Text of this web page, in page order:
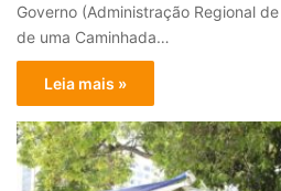
Governo (Administração Regional
de uma Caminhada…
Leia mais »